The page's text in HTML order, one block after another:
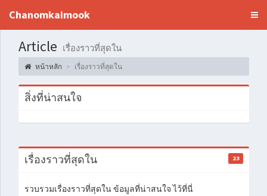
Chanomkaimook
Article เรื่องราวที่สุดใน
หน้าหลัก เรื่องราวที่สุดใน
สิ่งที่น่าสนใจ
เรื่องราวที่สุดใน 23
รวบรวมเรื่องราวที่สุดใน ข้อมูลที่น่าสนใจ ไว้ที่นี่